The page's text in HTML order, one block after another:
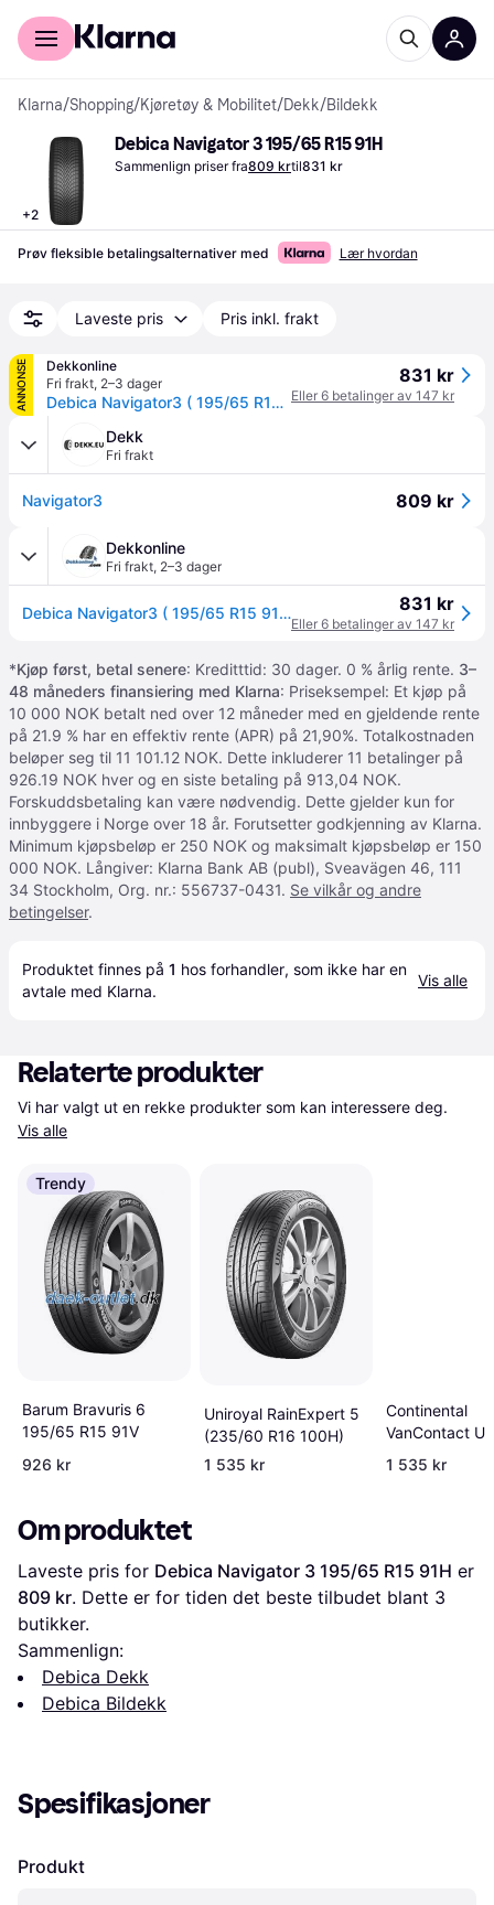
For kunder
Klarna/Shopping/Kjøretøy & Mobilitet/Dekk/Bildekk
+2
Debica Navigator 3 195/65 R15 91H
Sammenlign priser fra809 krtil831 kr
Prøv fleksible betalingsalternativer med Lær hvordan
Laveste pris Pris inkl. frakt
ANNONSE
Dekkonline
Fri frakt, 2–3 dager
Debica Navigator3 ( 195/65 R15 91H )
831 kr
Eller 6 betalinger av 147 kr
Dekk
Fri frakt
Navigator3 809 kr
Dekkonline
Fri frakt, 2–3 dager
Debica Navigator3 ( 195/65 R15 91H ) 831 kr
Eller 6 betalinger av 147 kr
*Kjøp først, betal senere: Kreditttid: 30 dager. 0 % årlig rente. 3–
48 måneders finansiering med Klarna: Priseksempel: Et kjøp på
10 000 NOK betalt ned over 12 måneder med en gjeldende rente
på 21.9 % har en effektiv rente (APR) på 21,90%. Totalkostnaden
beløper seg til 11 101.12 NOK. Dette inkluderer 11 betalinger på
926.19 NOK hver og en siste betaling på 913,04 NOK.
Forskuddsbetaling kan være nødvendig. Dette gjelder kun for
innbyggere i Norge over 18 år. Forutsetter godkjenning av Klarna.
Minimum kjøpsbeløp er 250 NOK og maksimalt kjøpsbeløp er 150
000 NOK. Långiver: Klarna Bank AB (publ), Sveavägen 46, 111
34 Stockholm, Org. nr.: 556737-0431. Se vilkår og andre
betingelser.
Produktet finnes på 1 hos forhandler, som ikke har en
avtale med Klarna.
Vis alle
Relaterte produkter
Vis alle
Trendy
Barum Bravuris 6
195/65 R15 91V
926 kr
Uniroyal RainExpert 5
(235/60 R16 100H)
1 535 kr
Continental
VanContact
195/65 R16C
104/102T 8PR
1 535 kr
Om produktet
Laveste pris for Debica Navigator 3 195/65 R15 91H
809 kr. Dette er for tiden det beste tilbudet blant 3
butikker.
Sammenlign:
Debica Dekk
Debica Bildekk
Spesifikasjoner
Produkt